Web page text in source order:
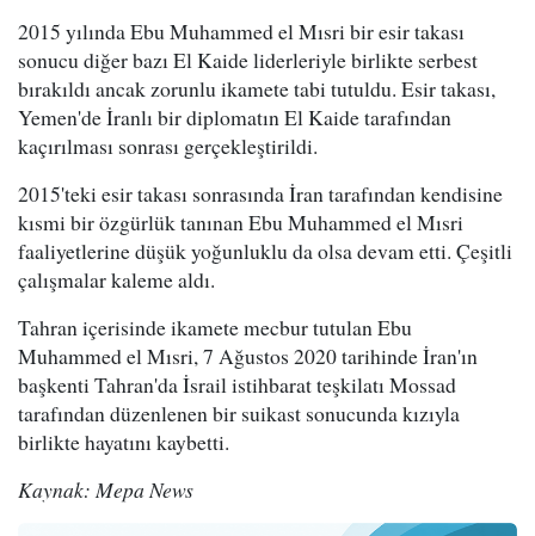
2015 yılında Ebu Muhammed el Mısri bir esir takası
sonucu diğer bazı El Kaide liderleriyle birlikte serbest
bırakıldı ancak zorunlu ikamete tabi tutuldu. Esir takası,
Yemen'de İranlı bir diplomatın El Kaide tarafından
kaçırılması sonrası gerçekleştirildi.
2015'teki esir takası sonrasında İran tarafından kendisine
kısmi bir özgürlük tanınan Ebu Muhammed el Mısri
faaliyetlerine düşük yoğunluklu da olsa devam etti. Çeşitli
çalışmalar kaleme aldı.
Tahran içerisinde ikamete mecbur tutulan Ebu
Muhammed el Mısri, 7 Ağustos 2020 tarihinde İran'ın
başkenti Tahran'da İsrail istihbarat teşkilatı Mossad
tarafından düzenlenen bir suikast sonucunda kızıyla
birlikte hayatını kaybetti.
Kaynak: Mepa News